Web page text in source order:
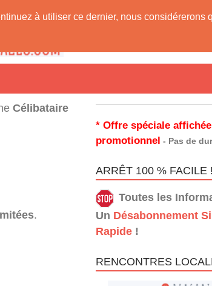
à utiliser ce dernier, nous considérerons
Célibataire
.
* Offre spéciale
promotionnel - Pas de
ARRÊT 100 % FACILE
Toutes les
Un Désabonnement
Rapide !
RENCONTRES